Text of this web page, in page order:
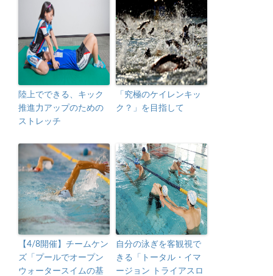
陸上でできる、キック
推進力アップのための
ストレッチ
「究極のケイレンキッ
ク？」を目指して
【4/8開催】チームケン
ズ「プールでオープン
ウォータースイムの基
自分の泳ぎを客観視で
きる「トータル・イマ
ージョン トライアスロ